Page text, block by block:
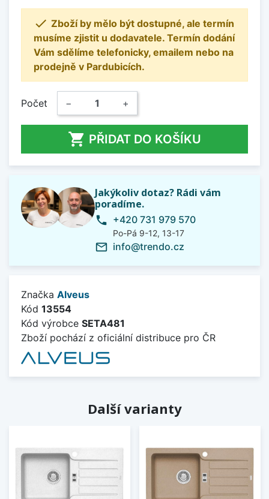
 Zboží by mělo být dostupné, ale termín
musíme zjistit u dodavatele. Termín dodání
Vám sdělíme telefonicky, emailem nebo na
prodejně v Pardubicích.
Počet − +
 PŘIDAT DO KOŠÍKU
Jakýkoliv dotaz? Rádi vám
poradíme.
phone +420 731 979 570
Po-Pá 9-12, 13-17
mail_outline info@trendo.cz
Značka Alveus
Kód 13554
Kód výrobce SETA481
Zboží pochází z oficiální distribuce pro ČR
Další varianty